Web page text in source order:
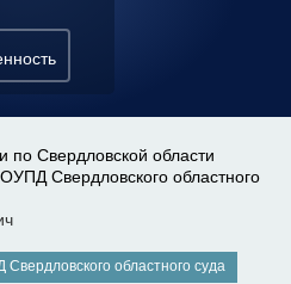
Свердловской области
Свердловского областного
областного суда